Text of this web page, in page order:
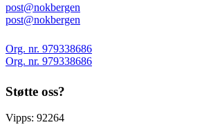
post@nokbergen
post@nokbergen
Org. nr. 979338686
Org. nr. 979338686
Støtte oss?
Vipps: 92264